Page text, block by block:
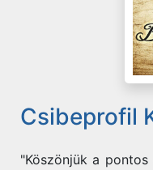
Csibeprofil
"Köszönjük a